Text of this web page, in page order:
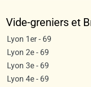
Vide-greniers et
Lyon 1er - 69
Lyon 2e - 69
Lyon 3e - 69
Lyon 4e - 69